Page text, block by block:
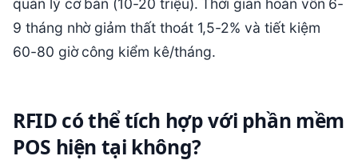
9 tháng nhờ giảm thất thoát 1,5-2% và tiết kiệm
60-80 giờ công kiểm kê/tháng.
RFID có thể tích hợp với phần mềm
POS hiện tại không?